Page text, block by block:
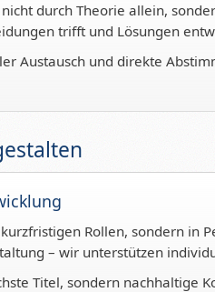
nicht durch Theorie allein,
trifft und Lösungen
Austausch und direkte
Rollen, sondern in
– wir unterstützen
Titel, sondern nachhaltige